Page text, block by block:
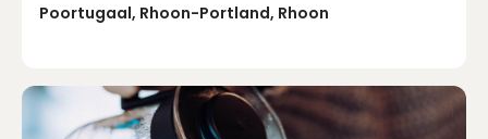
Poortugaal, Rhoon-Portland, Rhoon